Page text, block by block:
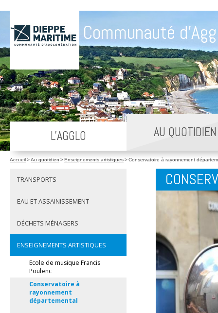
Communauté
Accueil>Au quotidien >Enseignements artistiques>Conservatoire à rayonnement
L'AGGLO AU QUOTIDIEN
TRANSPORTS
EAU ET ASSAINISSEMENT
DÉCHETS MÉNAGERS
ENSEIGNEMENTS ARTISTIQUES
Ecole de musique Francis
Poulenc
Conservatoire à
rayonnement
départemental